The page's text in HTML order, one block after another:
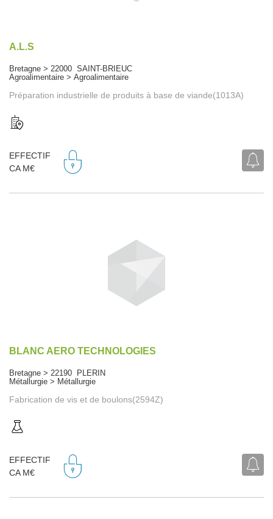
A.L.S
Bretagne > 22000 SAINT-BRIEUC
Agroalimentaire > Agroalimentaire
Préparation industrielle de produits à base de viande(1013A)
EFFECTIF
CA M€
BLANC AERO TECHNOLOGIES
Bretagne > 22190 PLERIN
Métallurgie > Métallurgie
Fabrication de vis et de boulons(2594Z)
EFFECTIF
CA M€